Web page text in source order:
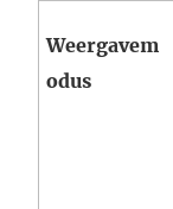
Weergavem
odus